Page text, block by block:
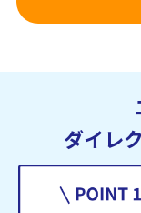
ダイレ